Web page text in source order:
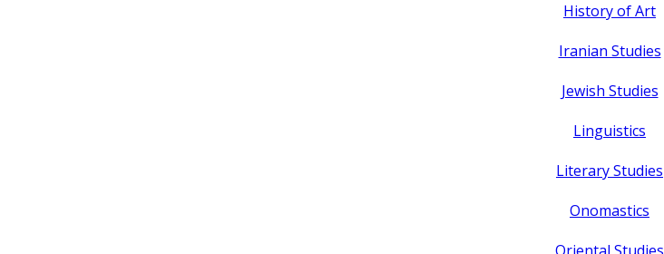
History of Art
Iranian Studies
Jewish Studies
Linguistics
Literary Studies
Onomastics